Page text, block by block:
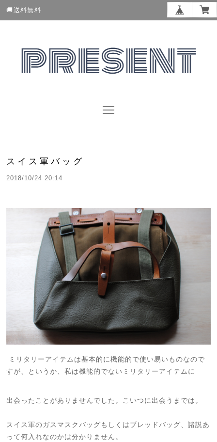
🚚送料無料
スイス軍バッグ
2018/10/24 20:14
ミリタリーアイテムは基本的に機能的で使い易いものなので
すが、というか、私は機能的でないミリタリーアイテムに
出会ったことがありませんでした。こいつに出会うまでは。
スイス軍のガスマスクバッグもしくはブレッドバッグ、諸説あ
って何入れなのかは分かりません。